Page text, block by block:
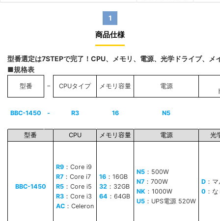
1
商品仕様
型番選定は7STEPで完了！CPU、メモリ、電源、光学ドライブ、
■規格表
型番 − CPUタイプ メモリ容量 電源
BBC-1450 - R3 16 N5
型番 CPU メモリ容量 電源 光
BBC-1450
R9 ：Core i9
R7 ：Core i7
R5 ：Core i5
R3 ：Core i3
AC ：Celeron
16 ：16GB
32 ：32GB
64 ：64GB
N5 ：500W
N7 ：700W
NK ：1000W
U5 ：UPS電源 520W
D ：
0 ：